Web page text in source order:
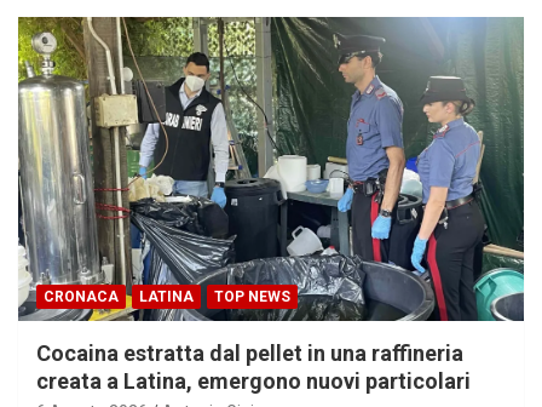
CRONACA LATINA TOP NEWS
Cocaina estratta dal pellet in una raffineria
creata a Latina, emergono nuovi particolari